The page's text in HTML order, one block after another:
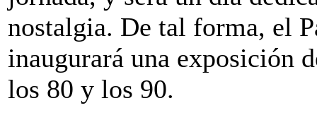
nostalgia. De tal forma, el
inaugurará una exposición
los 80 y los 90.